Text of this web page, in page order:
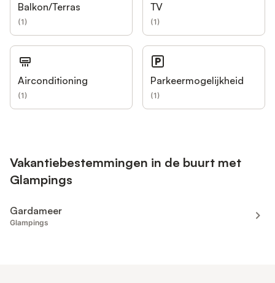
Balkon/Terras
(1)
TV
(1)
Airconditioning
(1)
Parkeermogelijkheid
(1)
Vakantiebestemmingen in de buurt met
Glampings
Gardameer
Glampings